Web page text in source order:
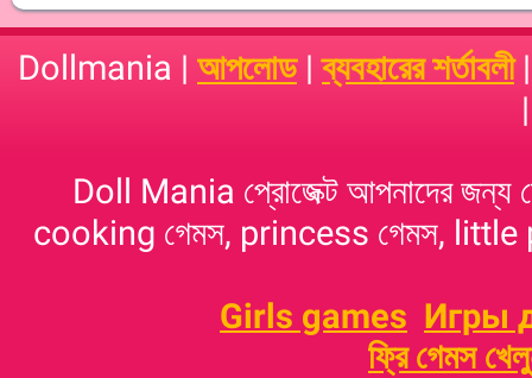
Dollmania | আপলোড|ব্যবহারের শর্তাবলী
Doll Mania প্রোজেক্ট আপনাদের
cooking গেমস, princess গেমস, little
Girls games Игры
ফ্রি গেমস